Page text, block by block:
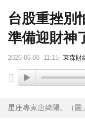
台股重挫別
準備迎財神
2026-06-08 11:15 東森財
星座專家唐綺陽。（圖